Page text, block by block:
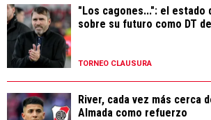
"Los cagones...": el estado
sobre su futuro como DT
TORNEO CLAUSURA
River, cada vez más cerca
Almada como refuerzo